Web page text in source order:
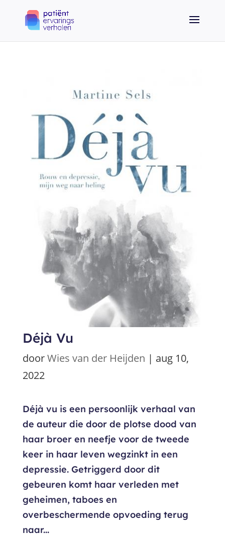
Déjà Vu
doorWies van der Heijden | aug 10,
2022
Déjà vu is een persoonlijk verhaal van
de auteur die door de plotse dood van
haar broer en neefje voor de tweede
keer in haar leven wegzinkt in een
depressie. Getriggerd door dit
gebeuren komt haar verleden met
geheimen, taboes en
overbeschermende opvoeding terug
naar...